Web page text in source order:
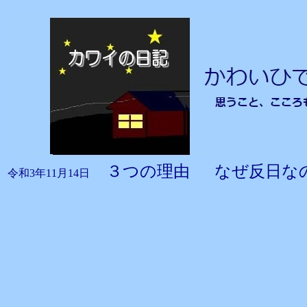
令和3年11月14日 ３つの理由 なぜ反日な